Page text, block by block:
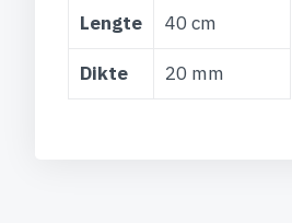
Lengte 40 cm
Dikte 20 mm